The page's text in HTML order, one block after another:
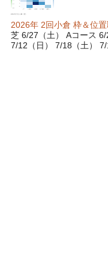
2026年 2回小倉 枠＆位
芝 6/27（土） Aコース
7/12（日） 7/18（土）